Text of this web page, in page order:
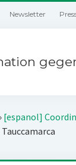
Newsletter
[espanol]
Tauccamarca